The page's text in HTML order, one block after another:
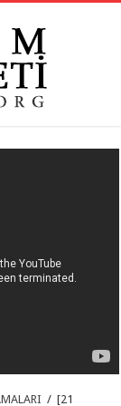
/ [21